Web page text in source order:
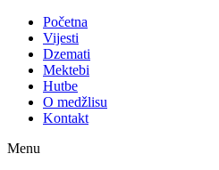
Početna
Vijesti
Dzemati
Mektebi
Hutbe
O medžlisu
Kontakt
Menu